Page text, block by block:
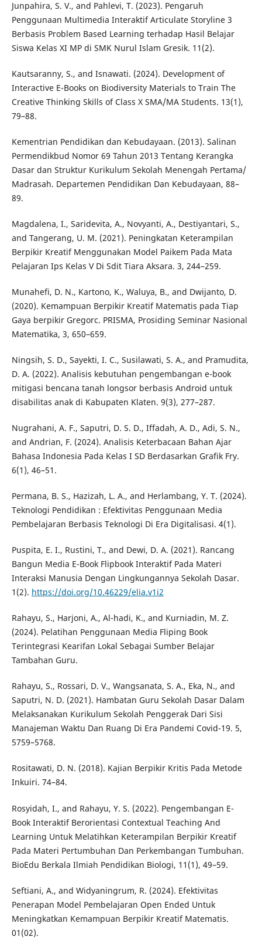
Junpahira, S. V., and Pahlevi, T. (2023). Pengaruh
Penggunaan Multimedia Interaktif Articulate Storyline 3
Berbasis Problem Based Learning terhadap Hasil Belajar
Siswa Kelas XI MP di SMK Nurul Islam Gresik. 11(2).
Kautsaranny, S., and Isnawati. (2024). Development of
Interactive E-Books on Biodiversity Materials to Train The
Creative Thinking Skills of Class X SMA/MA Students. 13(1),
79–88.
Kementrian Pendidikan dan Kebudayaan. (2013). Salinan
Permendikbud Nomor 69 Tahun 2013 Tentang Kerangka
Dasar dan Struktur Kurikulum Sekolah Menengah Pertama/
Madrasah. Departemen Pendidikan Dan Kebudayaan, 88–
89.
Magdalena, I., Saridevita, A., Novyanti, A., Destiyantari, S.,
and Tangerang, U. M. (2021). Peningkatan Keterampilan
Berpikir Kreatif Menggunakan Model Paikem Pada Mata
Pelajaran Ips Kelas V Di Sdit Tiara Aksara. 3, 244–259.
Munahefi, D. N., Kartono, K., Waluya, B., and Dwijanto, D.
(2020). Kemampuan Berpikir Kreatif Matematis pada Tiap
Gaya berpikir Gregorc. PRISMA, Prosiding Seminar Nasional
Matematika, 3, 650–659.
Ningsih, S. D., Sayekti, I. C., Susilawati, S. A., and Pramudita,
D. A. (2022). Analisis kebutuhan pengembangan e-book
mitigasi bencana tanah longsor berbasis Android untuk
disabilitas anak di Kabupaten Klaten. 9(3), 277–287.
Nugrahani, A. F., Saputri, D. S. D., Iffadah, A. D., Adi, S. N.,
and Andrian, F. (2024). Analisis Keterbacaan Bahan Ajar
Bahasa Indonesia Pada Kelas I SD Berdasarkan Grafik Fry.
6(1), 46–51.
Permana, B. S., Hazizah, L. A., and Herlambang, Y. T. (2024).
Teknologi Pendidikan : Efektivitas Penggunaan Media
Pembelajaran Berbasis Teknologi Di Era Digitalisasi. 4(1).
Puspita, E. I., Rustini, T., and Dewi, D. A. (2021). Rancang
Bangun Media E-Book Flipbook Interaktif Pada Materi
Interaksi Manusia Dengan Lingkungannya Sekolah Dasar.
1(2). https://doi.org/10.46229/elia.v1i2
Rahayu, S., Harjoni, A., Al-hadi, K., and Kurniadin, M. Z.
(2024). Pelatihan Penggunaan Media Fliping Book
Terintegrasi Kearifan Lokal Sebagai Sumber Belajar
Tambahan Guru.
Rahayu, S., Rossari, D. V., Wangsanata, S. A., Eka, N., and
Saputri, N. D. (2021). Hambatan Guru Sekolah Dasar Dalam
Melaksanakan Kurikulum Sekolah Penggerak Dari Sisi
Manajeman Waktu Dan Ruang Di Era Pandemi Covid-19. 5,
5759–5768.
Rositawati, D. N. (2018). Kajian Berpikir Kritis Pada Metode
Inkuiri. 74–84.
Rosyidah, I., and Rahayu, Y. S. (2022). Pengembangan E-
Book Interaktif Berorientasi Contextual Teaching And
Learning Untuk Melatihkan Keterampilan Berpikir Kreatif
Pada Materi Pertumbuhan Dan Perkembangan Tumbuhan.
BioEdu Berkala Ilmiah Pendidikan Biologi, 11(1), 49–59.
Seftiani, A., and Widyaningrum, R. (2024). Efektivitas
Penerapan Model Pembelajaran Open Ended Untuk
Meningkatkan Kemampuan Berpikir Kreatif Matematis.
01(02).